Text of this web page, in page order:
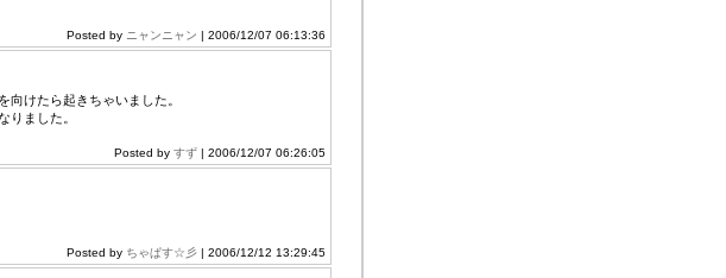
Posted by ニャンニャン | 2006/12/07 06:13:36
向けたら起きちゃいました。
りました。
Posted by すず | 2006/12/07 06:26:05
Posted by ちゃぱす☆彡 | 2006/12/12 13:29:45